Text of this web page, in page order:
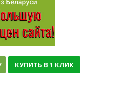
КУПИТЬ В 1 КЛИК